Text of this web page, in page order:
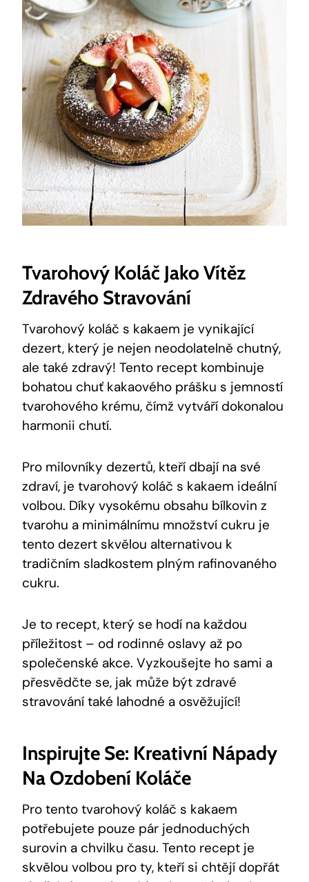
Tvarohový⁢ Koláč Jako Vítěz
Zdravého⁤ Stravování
Tvarohový koláč‍ s kakaem ⁢je ⁣vynikající
dezert, který je nejen​ neodolatelně chutný,
ale také zdravý! ‍Tento recept kombinuje
bohatou‌ chuť​ kakaového prášku s jemností
tvarohového krému, čímž ‌vytváří dokonalou
harmonii chutí.
Pro milovníky ⁤dezertů, ⁢kteří dbají na‍ své
zdraví, je⁤ tvarohový⁣ koláč s kakaem ideální
volbou. Díky vysokému obsahu bílkovin z
⁤tvarohu⁣ a minimálnímu množství ⁢cukru ​je
tento dezert skvělou alternativou‌ k
tradičním sladkostem plným rafinovaného
cukru.
Je to⁣ recept, který se hodí⁢ na každou
⁢příležitost – ⁢od rodinné oslavy⁢ až⁤ po
společenské akce.⁣ Vyzkoušejte ho sami a
‌přesvědčte se, jak může být zdravé​
stravování také⁤ lahodné a osvěžující!
Inspirujte Se: Kreativní Nápady
Na Ozdobení ⁢koláče
Pro tento tvarohový koláč s kakaem
potřebujete ‍pouze pár jednoduchých
surovin a chvilku času. Tento recept je
skvělou volbou pro ty, kteří si chtějí ⁤dopřát